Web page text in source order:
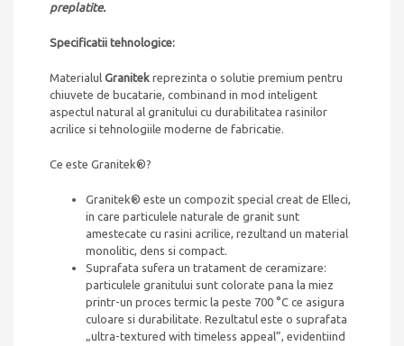
preplatite.
Specificatii tehnologice:
Materialul Granitek reprezinta o solutie premium pentru
chiuvete de bucatarie, combinand in mod inteligent
aspectul natural al granitului cu durabilitatea rasinilor
acrilice si tehnologiile moderne de fabricatie.
Ce este Granitek®?
Granitek® este un compozit special creat de Elleci,
in care particulele naturale de granit sunt
amestecate cu rasini acrilice, rezultand un material
monolitic, dens si compact.
Suprafata sufera un tratament de ceramizare:
particulele granitului sunt colorate pana la miez
printr-un proces termic la peste 700 °C ce asigura
culoare si durabilitate. Rezultatul este o suprafata
„ultra-textured with timeless appeal”, evidentiind